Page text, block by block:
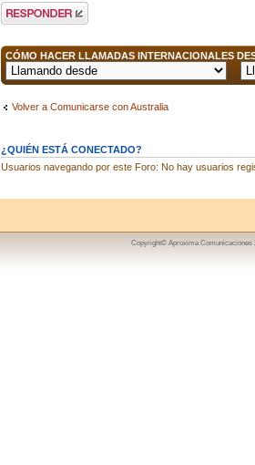
Publicar una
respuesta
CÓMO HACER LLAMADAS INTERNACIONALES
Volver a Comunicarse con Australia
¿QUIÉN ESTÁ CONECTADO?
Usuarios navegando por este Foro: No hay usuarios
Copyright© Aproxima Comunicaciones